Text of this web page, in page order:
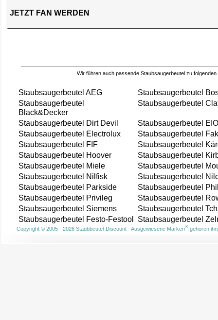
JETZT FAN WERDEN
Wir führen auch passende Staubsaugerbeutel zu folgenden
Staubsaugerbeutel AEG
Staubsaugerbeutel
Staubsaugerbeutel
Black&Decker
Staubsaugerbeutel
Staubsaugerbeutel Dirt Devil
Staubsaugerbeutel
Staubsaugerbeutel Electrolux
Staubsaugerbeutel
Staubsaugerbeutel FIF
Staubsaugerbeutel
Staubsaugerbeutel Hoover
Staubsaugerbeutel
Staubsaugerbeutel Miele
Staubsaugerbeutel
Staubsaugerbeutel Nilfisk
Staubsaugerbeutel
Staubsaugerbeutel Parkside
Staubsaugerbeutel
Staubsaugerbeutel Privileg
Staubsaugerbeutel
Staubsaugerbeutel Siemens
Staubsaugerbeutel
Staubsaugerbeutel Festo-Festool
Staubsaugerbeutel
Copyright © 2005 - 2026 Staubbeutel-Discount - Ausgewiesene Marken®gehören